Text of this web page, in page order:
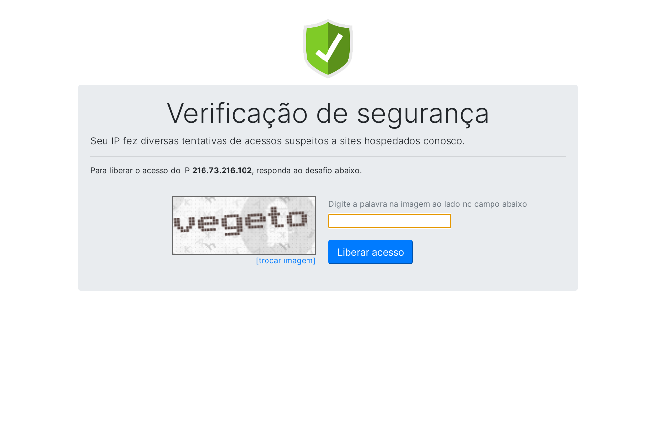
Verificação de segurança
Seu IP fez diversas tentativas de acessos suspeitos a sites hospedados conosco.
Para liberar o acesso do IP 216.73.216.102, responda ao desafio abaixo.
[trocar imagem]
Digite a palavra na imagem ao lado no campo abaixo